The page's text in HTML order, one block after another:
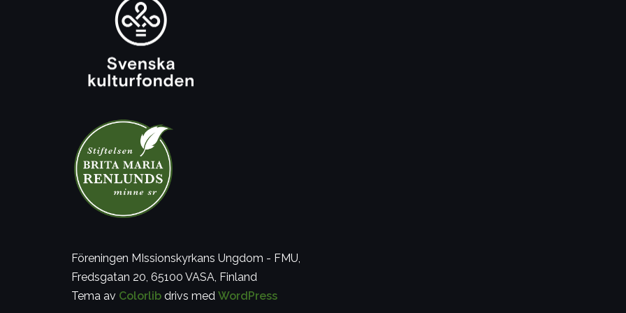
Föreningen MIssionskyrkans Ungdom - FMU,
Fredsgatan 20, 65100 VASA, Finland
Tema av Colorlib drivs med WordPress